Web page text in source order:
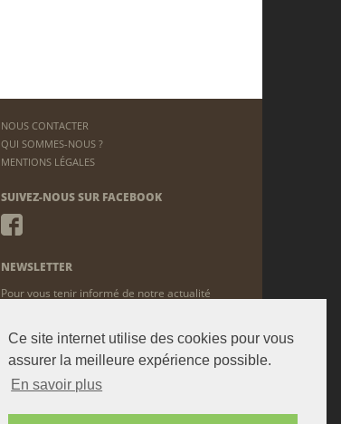
Ce site internet utilise des cookies pour vous
assurer la meilleure expérience possible.
En savoir plus
NOUS CONTACTER
QUI SOMMES-NOUS ?
MENTIONS LÉGALES
SUIVEZ-NOUS SUR FACEBOOK
NEWSLETTER
Pour vous tenir informé de notre actualité